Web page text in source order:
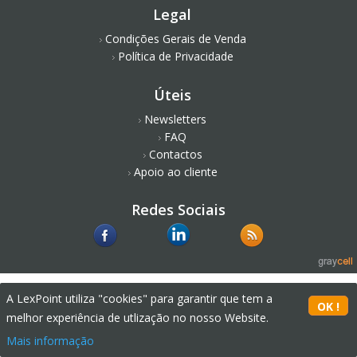
Legal
Condições Gerais de Venda
Política de Privacidade
Úteis
Newsletters
FAQ
Contactos
Apoio ao cliente
Redes Sociais
A LexPoint utiliza "cookies" para garantir que tem a
melhor experiência de utlização no nosso Website.
Mais informação